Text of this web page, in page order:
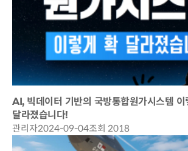
AI, 빅데이터 기반의 국방통합원가시스템 이
달라졌습니다!
관리자2024-09-04조회 2018